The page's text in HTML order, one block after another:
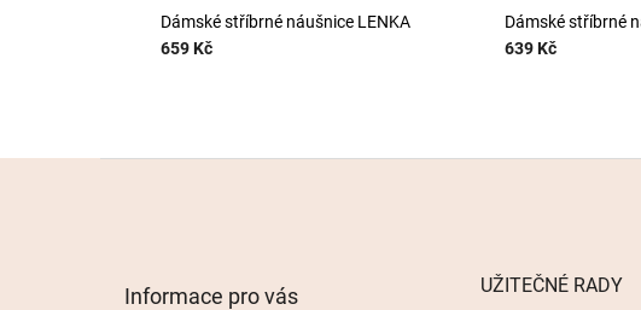
Dámské stříbrné náušnice LENKA
659 Kč
Dámské stříbrné
639 Kč
Informace pro vás UŽITEČNÉ RADY